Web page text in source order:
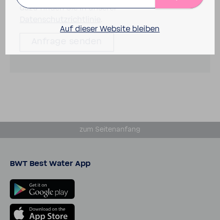
dazu finden Sie in unserer
zum Seiten­an­fang
BWT Best Water App
Auf dieser Website bleiben